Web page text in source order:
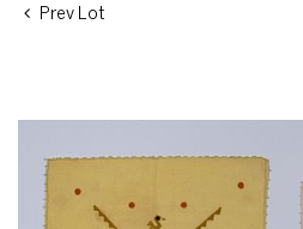
Prev Lot